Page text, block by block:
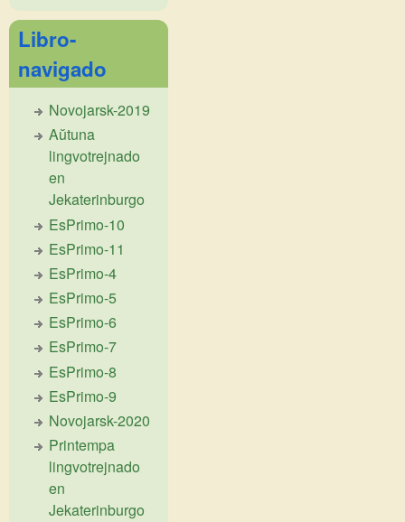
Libro-
navigado
Novojarsk-2019
Aŭtuna
lingvotrejnado
en
Jekaterinburgo
EsPrimo-10
EsPrimo-11
EsPrimo-4
EsPrimo-5
EsPrimo-6
EsPrimo-7
EsPrimo-8
EsPrimo-9
Novojarsk-2020
Printempa
lingvotrejnado
en
Jekaterinburgo